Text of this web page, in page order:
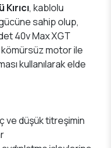
, kablolu
sahip olup,
40v Max XGT
kömürsüz motor ile
kullanılarak elde
ve düşük titreşimin